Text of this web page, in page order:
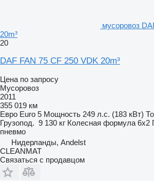
мусоровоз
20m³
20
DAF FAN 75 CF 250 VDK 20m³
Цена по запросу
Мусоровоз
2011
355 019 км
Евро Euro 5 Мощность 249 л.с. (183 кВт)
Грузопод. 9 130 кг Колесная формула 6x2
пневмо
Нидерланды, Andelst
CLEANMAT
Связаться с продавцом